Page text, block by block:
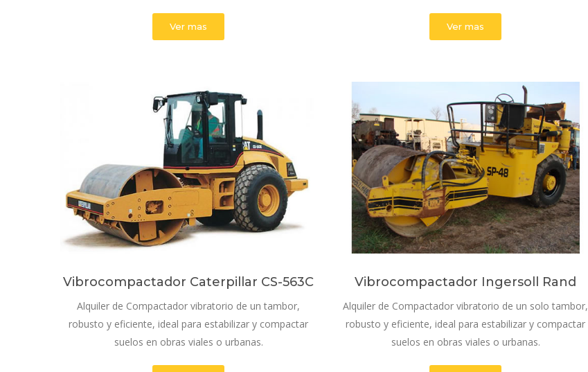
Ver mas Ver mas
Vibrocompactador Caterpillar CS-563C
Alquiler de Compactador vibratorio de un tambor,
robusto y eficiente, ideal para estabilizar y compactar
suelos en obras viales o urbanas.
Vibrocompactador Ingersoll Rand
Alquiler de Compactador vibratorio de un solo tambor,
robusto y eficiente, ideal para estabilizar y compactar
suelos en obras viales o urbanas.